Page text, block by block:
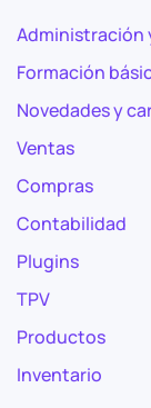
Administración
Formación
Novedades y
Ventas
Compras
Contabilidad
Plugins
TPV
Productos
Inventario